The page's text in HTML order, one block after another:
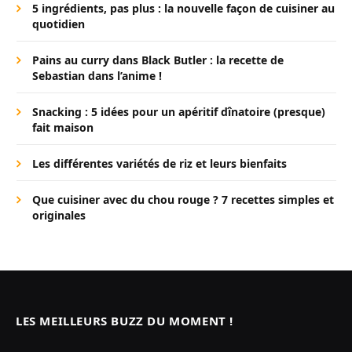
5 ingrédients, pas plus : la nouvelle façon de cuisiner au
quotidien
Pains au curry dans Black Butler : la recette de
Sebastian dans l’anime !
Snacking : 5 idées pour un apéritif dînatoire (presque)
fait maison
Les différentes variétés de riz et leurs bienfaits
Que cuisiner avec du chou rouge ? 7 recettes simples et
originales
LES MEILLEURS BUZZ DU MOMENT !